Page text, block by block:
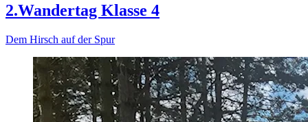
2.Wandertag Klasse 4
Dem Hirsch auf der Spur